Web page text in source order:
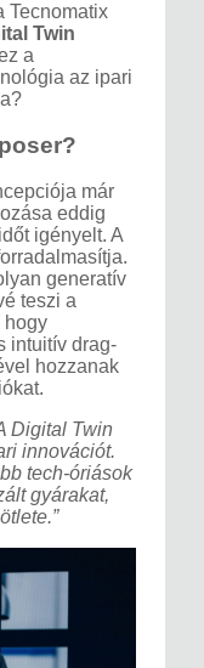
Tecnomatix
Twin
a
az ipari
már
eddig
igényelt. A
generatív
teszi a
hogy
intuitív drag-
hozzanak
Digital Twin
innovációt.
tech-óriások
gyárakat,